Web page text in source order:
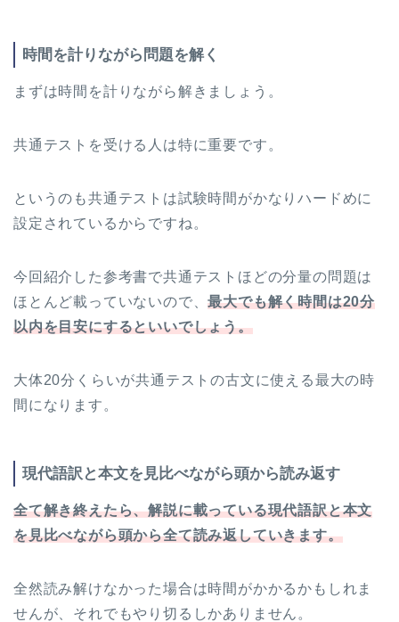
時間を計りながら問題を解く
まずは時間を計りながら解きましょう。
共通テストを受ける人は特に重要です。
というのも共通テストは試験時間がかなりハードめに
設定されているからですね。
今回紹介した参考書で共通テストほどの分量の問題は
ほとんど載っていないので、最大でも解く時間は20分
以内を目安にするといいでしょう。
大体20分くらいが共通テストの古文に使える最大の時
間になります。
現代語訳と本文を見比べながら頭から読み返す
全て解き終えたら、解説に載っている現代語訳と本文
を見比べながら頭から全て読み返していきます。
全然読み解けなかった場合は時間がかかるかもしれま
せんが、それでもやり切るしかありません。